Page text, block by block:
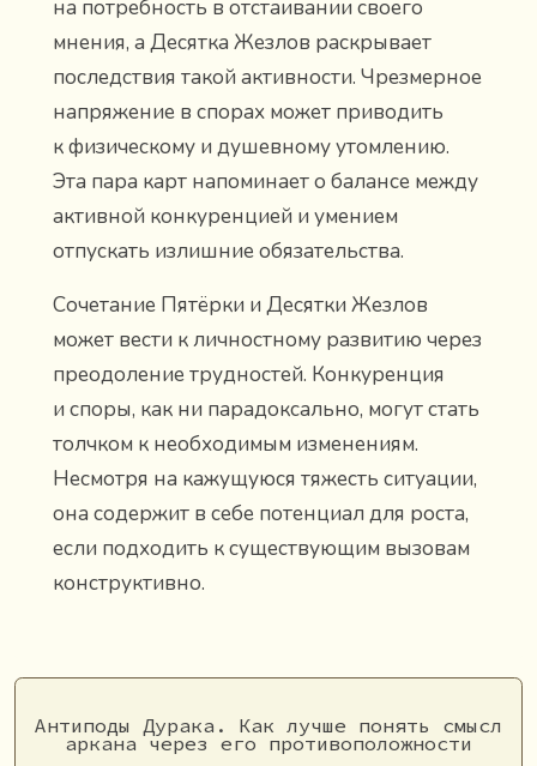
на потребность в отстаивании своего
мнения, а Десятка Жезлов раскрывает
последствия такой активности. Чрезмерное
напряжение в спорах может приводить
к физическому и душевному утомлению.
Эта пара карт напоминает о балансе между
активной конкуренцией и умением
отпускать излишние обязательства.
Сочетание Пятёрки и Десятки Жезлов
может вести к личностному развитию через
преодоление трудностей. Конкуренция
и споры, как ни парадоксально, могут стать
толчком к необходимым изменениям.
Несмотря на кажущуюся тяжесть ситуации,
она содержит в себе потенциал для роста,
если подходить к существующим вызовам
конструктивно.
Антиподы Дурака. Как лучше понять смысл
аркана через его противоположности